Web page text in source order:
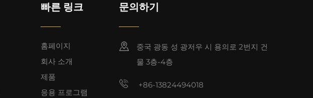
빠른 링크
홈페이지
회사 소개
제품
응용 프로그램
문의하기
중국 광동 성 광저우 시 용의로 2번지 건
물 3층-4층
+86-13824494018